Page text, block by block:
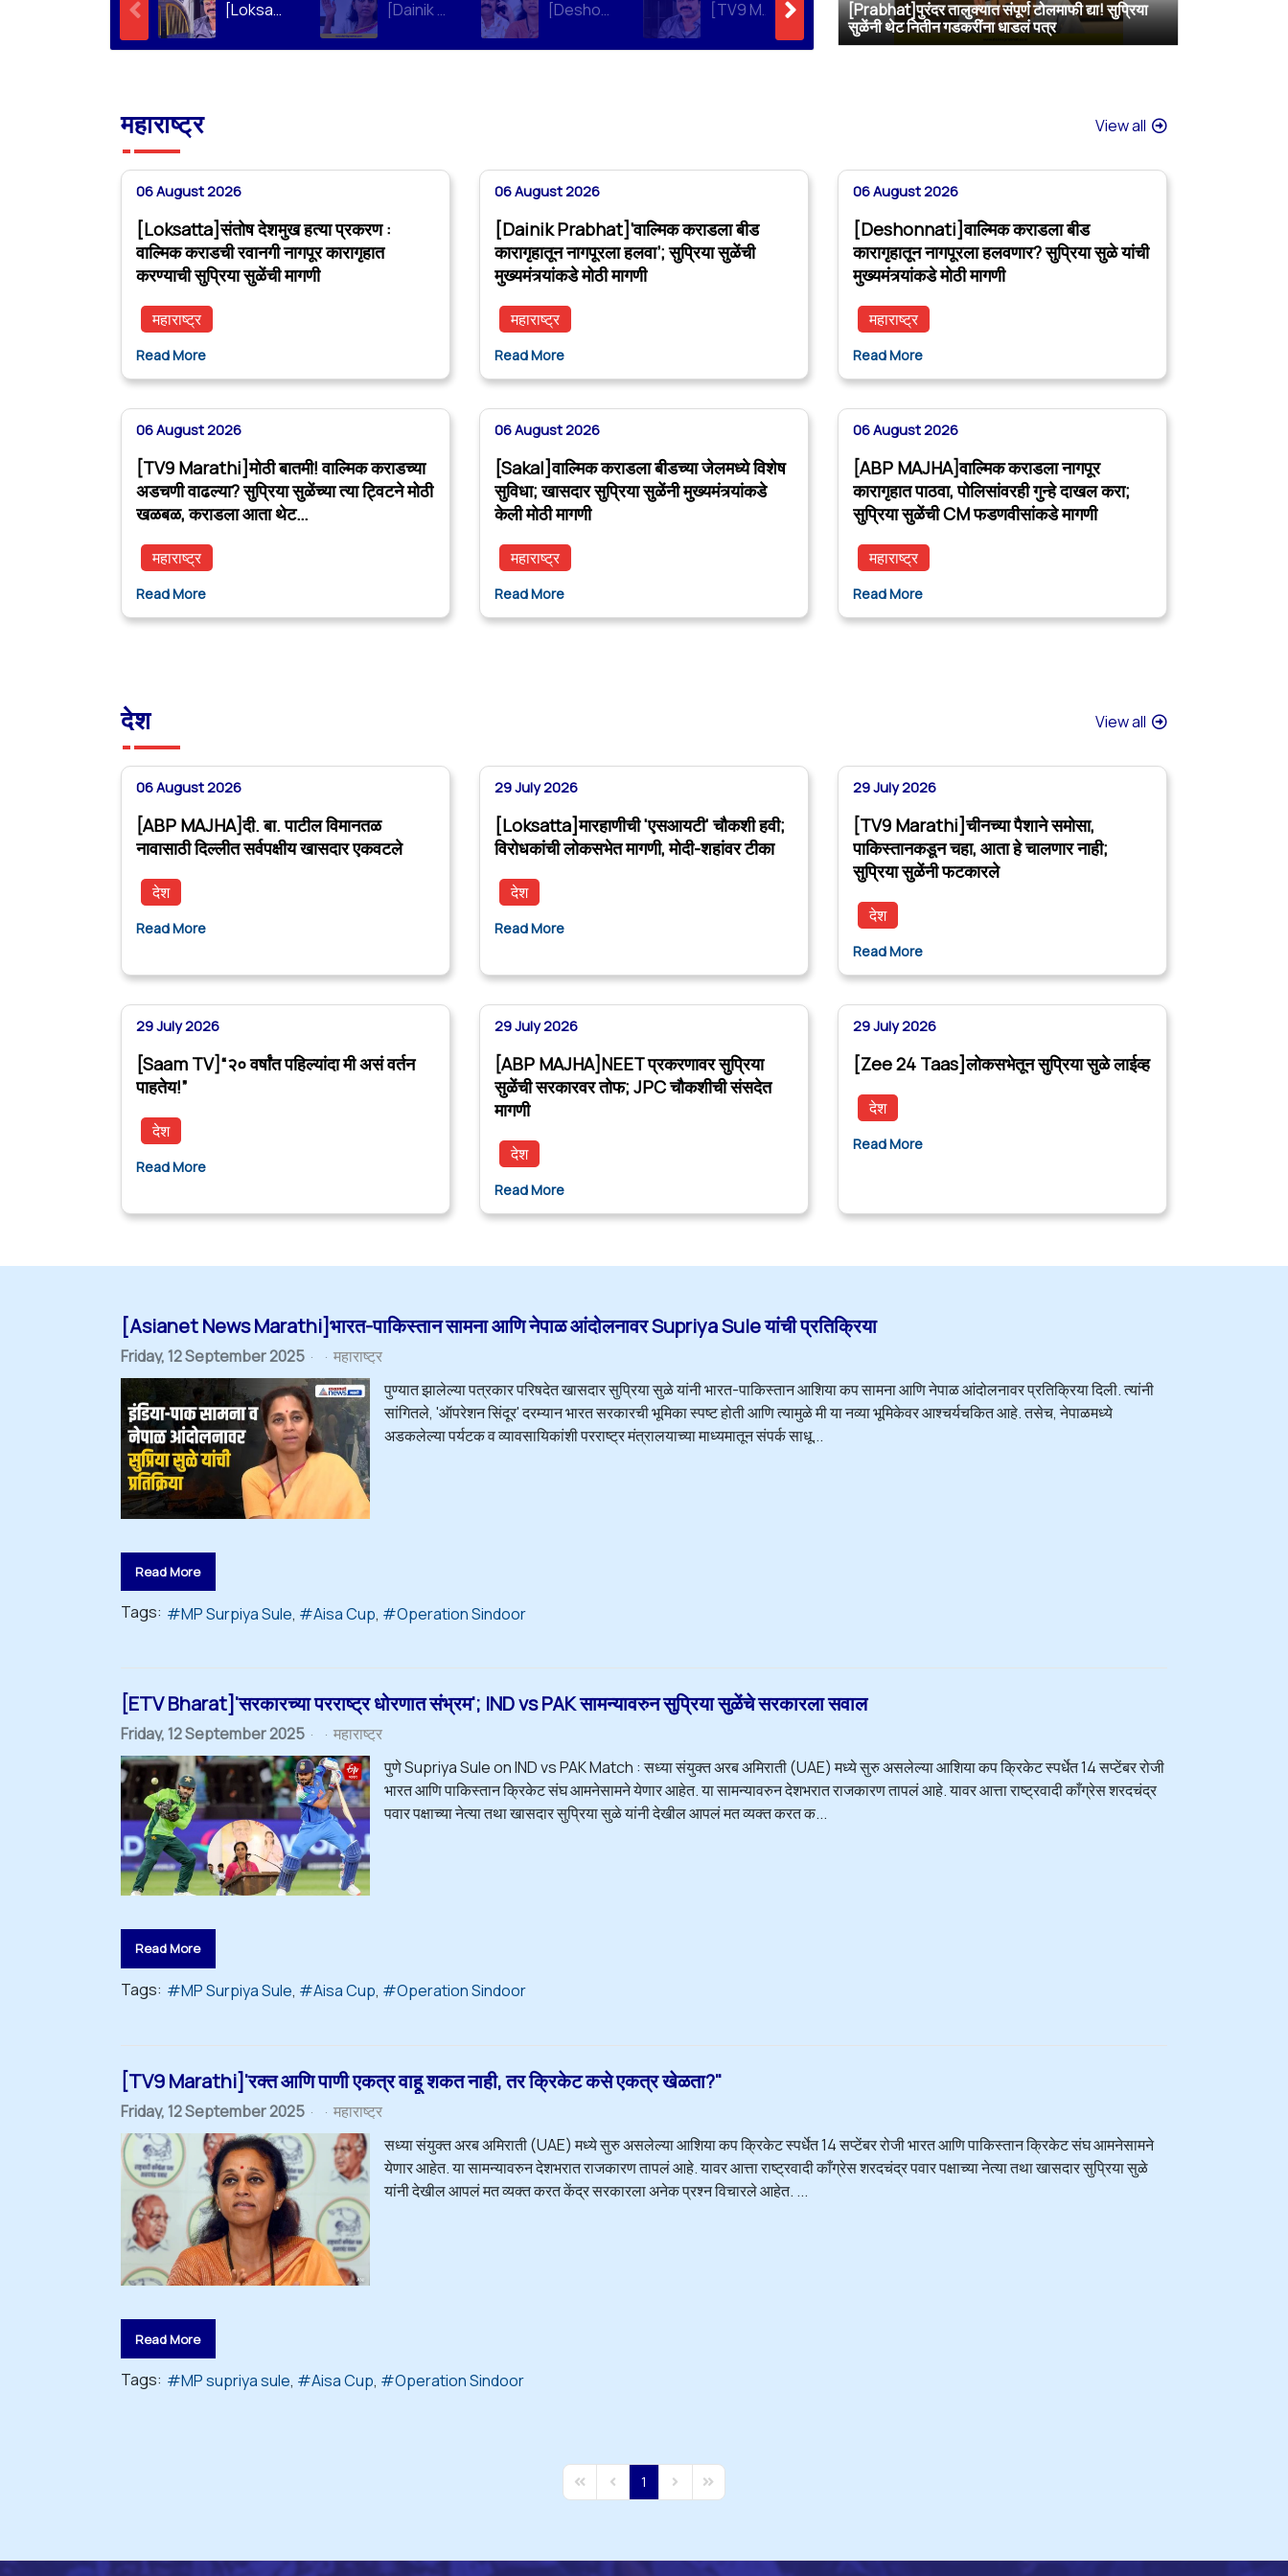
[Loksatta]संतोष देशमुख हत्या प्रकरण : वाल्मिक कराडची रवानगी नागपूर कारागृहात करण्याची सुप्रिया सुळेंची मागणी [Dainik Prabhat]‘वाल्मिक कराडला बीड कारागृहातून नागपूरला हलवा’; सुप्रिया सुळेंची मुख्यमंत्र्यांकडे मोठी मागणी [Deshonnati]वाल्मिक कराडला बीड कारागृहातून नागपूरला हलवणार? सुप्रिया सुळे यांची मुख्यमंत्र्यांकडे मोठी मागणी [TV9 Marathi]मोठी बातमी! वाल्मिक कराडच्या अडचणी वाढल्या? सुप्रिया सुळेंच्या त्या ट्विटने मोठी खळबळ, कराडला आता थेट… [Sakal]वाल्मिक कराडला बीडच्या जेलमध्ये विशेष सुविधा; खासदार सुप्रिया सुळेंनी मुख्यमंत्र्यांकडे केली मोठी मागणी [ABP MAJHA]वाल्मिक कराडला नागपूर कारागृहात पाठवा, पोलिसांवरही गुन्हे दाखल करा; सुप्रिया सुळेंची CM फडणवीसांकडे मागणी
[Prabhat]पुरंदर तालुक्यात संपूर्ण टोलमाफी द्या! सुप्रिया
सुळेंनी थेट नितीन गडकरींना धाडलं पत्र
महाराष्ट्र View all
06 August 2026
[Loksatta]संतोष देशमुख हत्या प्रकरण :
वाल्मिक कराडची रवानगी नागपूर कारागृहात
करण्याची सुप्रिया सुळेंची मागणी
महाराष्ट्र
Read More
06 August 2026
[Dainik Prabhat]‘वाल्मिक कराडला बीड
कारागृहातून नागपूरला हलवा’; सुप्रिया सुळेंची
मुख्यमंत्र्यांकडे मोठी मागणी
महाराष्ट्र
Read More
06 August 2026
[Deshonnati]वाल्मिक कराडला बीड
कारागृहातून नागपूरला हलवणार? सुप्रिया सुळे यांची
मुख्यमंत्र्यांकडे मोठी मागणी
महाराष्ट्र
Read More
06 August 2026
[TV9 Marathi]मोठी बातमी! वाल्मिक कराडच्या
अडचणी वाढल्या? सुप्रिया सुळेंच्या त्या ट्विटने मोठी
खळबळ, कराडला आता थेट…
महाराष्ट्र
Read More
06 August 2026
[Sakal]वाल्मिक कराडला बीडच्या जेलमध्ये विशेष
सुविधा; खासदार सुप्रिया सुळेंनी मुख्यमंत्र्यांकडे
केली मोठी मागणी
महाराष्ट्र
Read More
06 August 2026
[ABP MAJHA]वाल्मिक कराडला नागपूर
कारागृहात पाठवा, पोलिसांवरही गुन्हे दाखल करा;
सुप्रिया सुळेंची CM फडणवीसांकडे मागणी
महाराष्ट्र
Read More
देश View all
06 August 2026
[ABP MAJHA]दी. बा. पाटील विमानतळ
नावासाठी दिल्लीत सर्वपक्षीय खासदार एकवटले
देश
Read More
29 July 2026
[Loksatta]मारहाणीची 'एसआयटी' चौकशी हवी;
विरोधकांची लोकसभेत मागणी, मोदी-शहांवर टीका
देश
Read More
29 July 2026
[TV9 Marathi]चीनच्या पैशाने समोसा,
पाकिस्तानकडून चहा, आता हे चालणार नाही;
सुप्रिया सुळेंनी फटकारले
देश
Read More
29 July 2026
[Saam TV]“२० वर्षांत पहिल्यांदा मी असं वर्तन
पाहतेय!”
देश
Read More
29 July 2026
[ABP MAJHA]NEET प्रकरणावर सुप्रिया
सुळेंची सरकारवर तोफ; JPC चौकशीची संसदेत
मागणी
देश
Read More
29 July 2026
[Zee 24 Taas]लोकसभेतून सुप्रिया सुळे लाईव्ह
देश
Read More
[Asianet News Marathi]भारत-पाकिस्तान सामना आणि नेपाळ आंदोलनावर Supriya Sule यांची प्रतिक्रिया
Friday, 12 September 2025
महाराष्ट्र
पुण्यात झालेल्या पत्रकार परिषदेत खासदार सुप्रिया सुळे यांनी भारत-पाकिस्तान आशिया कप सामना आणि नेपाळ आंदोलनावर प्रतिक्रिया दिली. त्यांनी
सांगितले, 'ऑपरेशन सिंदूर' दरम्यान भारत सरकारची भूमिका स्पष्ट होती आणि त्यामुळे मी या नव्या भूमिकेवर आश्चर्यचकित आहे. तसेच, नेपाळमध्ये
अडकलेल्या पर्यटक व व्यावसायिकांशी परराष्ट्र मंत्रालयाच्या माध्यमातून संपर्क साधू...
Read More
Tags: MP Surpiya Sule Aisa Cup Operation Sindoor
[ETV Bharat]'सरकारच्या परराष्ट्र धोरणात संभ्रम'; IND vs PAK सामन्यावरुन सुप्रिया सुळेंचे सरकारला सवाल
Friday, 12 September 2025
महाराष्ट्र
पुणे Supriya Sule on IND vs PAK Match : सध्या संयुक्त अरब अमिराती (UAE) मध्ये सुरु असलेल्या आशिया कप क्रिकेट स्पर्धेत 14 सप्टेंबर रोजी
भारत आणि पाकिस्तान क्रिकेट संघ आमनेसामने येणार आहेत. या सामन्यावरुन देशभरात राजकारण तापलं आहे. यावर आत्ता राष्ट्रवादी काँग्रेस शरदचंद्र
पवार पक्षाच्या नेत्या तथा खासदार सुप्रिया सुळे यांनी देखील आपलं मत व्यक्त करत क...
Read More
Tags: MP Surpiya Sule Aisa Cup Operation Sindoor
[TV9 Marathi]'रक्त आणि पाणी एकत्र वाहू शकत नाही, तर क्रिकेट कसे एकत्र खेळता?"
Friday, 12 September 2025
महाराष्ट्र
सध्या संयुक्त अरब अमिराती (UAE) मध्ये सुरु असलेल्या आशिया कप क्रिकेट स्पर्धेत 14 सप्टेंबर रोजी भारत आणि पाकिस्तान क्रिकेट संघ आमनेसामने
येणार आहेत. या सामन्यावरुन देशभरात राजकारण तापलं आहे. यावर आत्ता राष्ट्रवादी काँग्रेस शरदचंद्र पवार पक्षाच्या नेत्या तथा खासदार सुप्रिया सुळे
यांनी देखील आपलं मत व्यक्त करत केंद्र सरकारला अनेक प्रश्न विचारले आहेत. ...
Read More
Tags: MP supriya sule Aisa Cup Operation Sindoor
First PagePrevious Page
1 Next PageLast Page